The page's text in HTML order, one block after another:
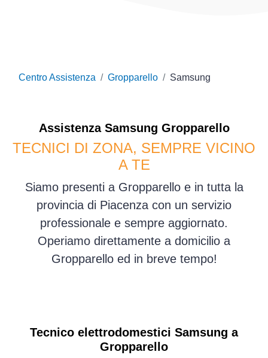
Centro Assistenza Gropparello Samsung
Assistenza Samsung Gropparello
TECNICI DI ZONA, SEMPRE VICINO
A TE
Siamo presenti a Gropparello e in tutta la
provincia di Piacenza con un servizio
professionale e sempre aggiornato.
Operiamo direttamente a domicilio a
Gropparello ed in breve tempo!
Tecnico elettrodomestici Samsung a
Gropparello